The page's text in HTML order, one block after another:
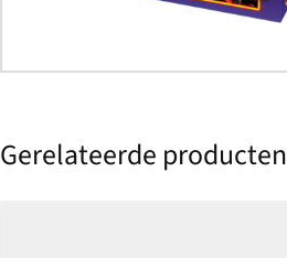
Gerelateerde producten